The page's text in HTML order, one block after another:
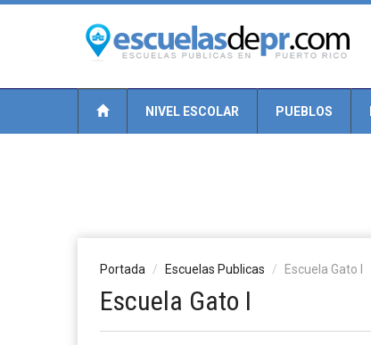
NIVEL ESCOLAR PUEBLOS
Portada Escuelas Publicas Escuela Gato I
Escuela Gato I